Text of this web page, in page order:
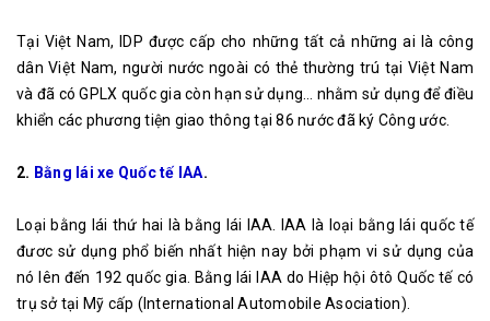
Tại Việt Nam, IDP được cấp cho những tất cả những ai là công
dân Việt Nam, người nước ngoài có thẻ thường trú tại Việt Nam
và đã có GPLX quốc gia còn hạn sử dụng… nhằm sử dụng để điều
khiển các phương tiện giao thông tại 86 nước đã ký Công ước.
2. Bằng lái xe Quốc tế IAA.
Loại bằng lái thứ hai là bằng lái IAA. IAA là loại bằng lái quốc tế
đươc sử dụng phổ biến nhất hiện nay bởi phạm vi sử dụng của
nó lên đến 192 quốc gia. Bằng lái IAA do Hiệp hội ôtô Quốc tế có
trụ sở tại Mỹ cấp (International Automobile Asociation).